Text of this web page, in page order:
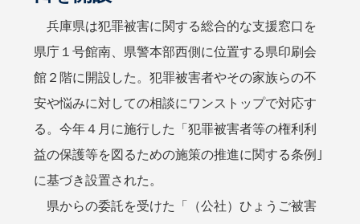
兵庫県は犯罪被害に関する総合的な支援窓口を
県庁１号館南、県警本部西側に位置する県印刷会
館２階に開設した。犯罪被害者やその家族らの不
安や悩みに対しての相談にワンストップで対応す
る。今年４月に施行した「犯罪被害者等の権利利
益の保護等を図るための施策の推進に関する条例｣
に基づき設置された。
県からの委託を受けた「（公社）ひょうご被害